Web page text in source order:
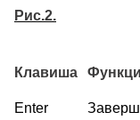
Рис.2.
Клавиша
Enter